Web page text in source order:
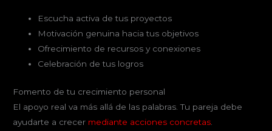
Escucha activa de tus proyectos
Motivación genuina hacia tus objetivos
Ofrecimiento de recursos y conexiones
Celebración de tus logros
Fomento de tu crecimiento personal
El apoyo real va más allá de las palabras. Tu pareja debe
ayudarte a crecer mediante acciones concretas